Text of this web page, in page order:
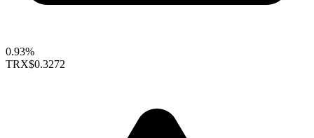
0.93%
TRX$0.3272